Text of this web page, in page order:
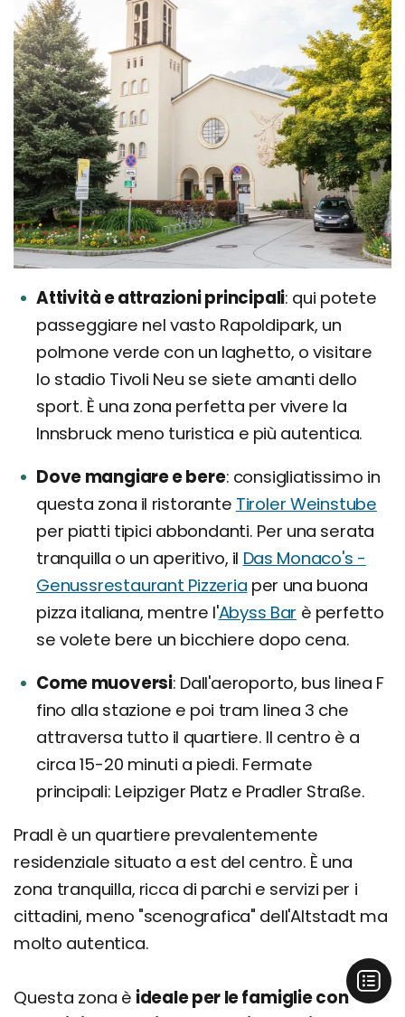
Attività e attrazioni principali qui potete
passeggiare nel vasto Rapoldipark, un
polmone verde con un laghetto, o visitare
lo stadio Tivoli Neu se siete amanti dello
sport. È una zona perfetta per vivere la
Innsbruck meno turistica e più autentica.
Dove mangiare e bere consigliatissimo in
questa zona il ristorante Tiroler Weinstube
per piatti tipici abbondanti. Per una serata
tranquilla o un aperitivo, il Das Monaco's -
Genussrestaurant Pizzeria per una buona
pizza italiana, mentre l'Abyss Bar è perfetto
se volete bere un bicchiere dopo cena.
Come muoversi Dall'aeroporto, bus linea F
fino alla stazione e poi tram linea 3 che
attraversa tutto il quartiere. Il centro è a
circa 15-20 minuti a piedi. Fermate
principali: Leipziger Platz e Pradler Straße.
Pradl è un quartiere prevalentemente
residenziale situato a est del centro. È una
zona tranquilla, ricca di parchi e servizi per i
cittadini, meno "scenografica" dell'Altstadt ma
molto autentica.
Questa zona è ideale per le famiglie con